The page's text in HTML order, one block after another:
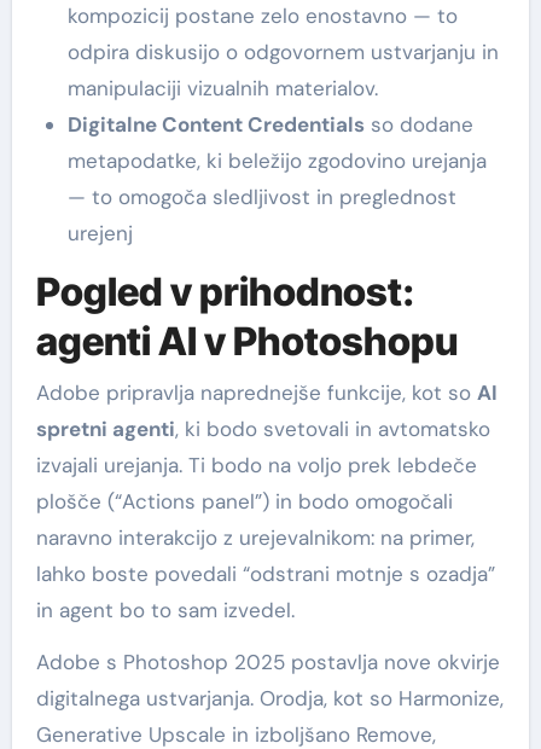
kompozicij postane zelo enostavno — to
odpira diskusijo o odgovornem ustvarjanju in
manipulaciji vizualnih materialov.
Digitalne Content Credentialsso dodane
metapodatke, ki beležijo zgodovino urejanja
— to omogoča sledljivost in preglednost
urejenj
Pogled v prihodnost:
agenti AI v Photoshopu
Adobe pripravlja naprednejše funkcije, kot so AI
spretni agenti, ki bodo svetovali in avtomatsko
izvajali urejanja. Ti bodo na voljo prek lebdeče
plošče (“Actions panel”) in bodo omogočali
naravno interakcijo z urejevalnikom: na primer,
lahko boste povedali “odstrani motnje s ozadja”
in agent bo to sam izvedel.
Adobe s Photoshop 2025 postavlja nove okvirje
digitalnega ustvarjanja. Orodja, kot so Harmonize,
Generative Upscale in izboljšano Remove,